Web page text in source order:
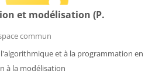
et modélisation (P.
commun
et à la programmation en
à la modélisation